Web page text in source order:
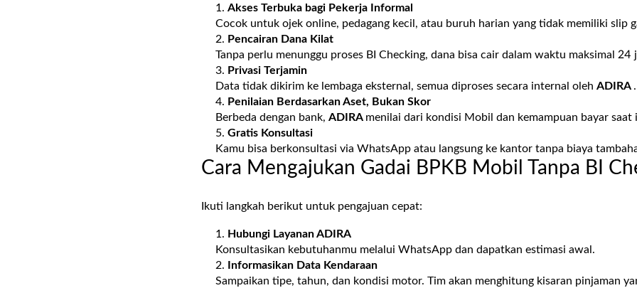
Akses Terbuka bagi Pekerja Informal
Cocok untuk ojek online, pedagang kecil, atau buruh harian yang tidak memiliki slip
Pencairan Dana Kilat
Tanpa perlu menunggu proses BI Checking, dana bisa cair dalam waktu maksimal 24
Privasi Terjamin
Data tidak dikirim ke lembaga eksternal, semua diproses secara internal olehADIRA .
Penilaian Berdasarkan Aset, Bukan Skor
Berbeda dengan bank,ADIRA menilai dari kondisi Mobil dan kemampuan bayar saat
Gratis Konsultasi
Kamu bisa berkonsultasi via WhatsApp atau langsung ke kantor tanpa biaya
Cara Mengajukan Gadai BPKB Mobil Tanpa BI
Ikuti langkah berikut untuk pengajuan cepat:
Hubungi LayananADIRA
Konsultasikan kebutuhanmu melalui WhatsApp dan dapatkan estimasi awal.
Informasikan Data Kendaraan
Sampaikan tipe, tahun, dan kondisi motor. Tim akan menghitung kisaran pinjaman